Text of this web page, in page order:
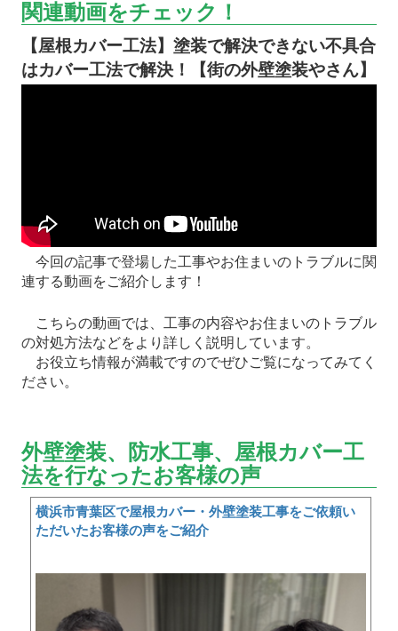
関連動画をチェック！
【屋根カバー工法】塗装で解決できない不具合
はカバー工法で解決！【街の外壁塗装やさん】
今回の記事で登場した工事やお住まいのトラブルに関
連する動画をご紹介します！
こちらの動画では、工事の内容やお住まいのトラブル
の対処方法などをより詳しく説明しています。
お役立ち情報が満載ですのでぜひご覧になってみてく
ださい。
外壁塗装、防水工事、屋根カバー工
法を行なったお客様の声
横浜市青葉区で屋根カバー・外壁塗装工事をご依頼い
ただいたお客様の声をご紹介